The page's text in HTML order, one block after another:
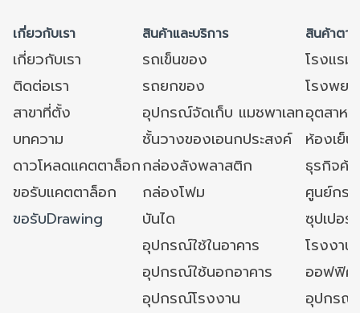
เกี่ยวกับเรา สินค้าและบริการ สินค้าตา
เกี่ยวกับเรา รถเข็นของ
โรงแร
ติดต่อเรา
รถยกของ
โรงพย
สาขาที่ตั้ง
อุปกรณ์จัดเก็บ แมชพาเลทอุตสาหก
บทความ
ชั้นวางของเอนกประสงค์
ห้องเย็
ดาวโหลดแคตตาล็อกกล่องลังพลาสติก
ธุรกิจค้
ขอรับแคตตาล็อก
กล่องโฟม
ศูนย์กร
ขอรับDrawing
บันได
ซุปเปอ
อุปกรณ์ใช้ในอาคาร
โรงงา
อุปกรณ์ใช้นอกอาคาร
ออฟฟิศ/
อุปกรณ์โรงงาน
อุปกรณ์